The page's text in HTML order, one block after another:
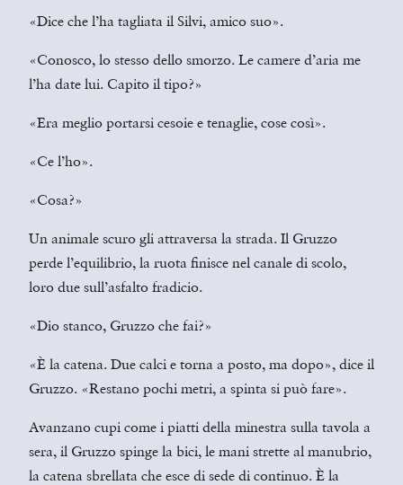
«Dice che l’ha tagliata il Silvi, amico suo».
«Conosco, lo stesso dello smorzo. Le camere d’aria me
l’ha date lui. Capito il tipo?»
«Era meglio portarsi cesoie e tenaglie, cose così».
«Ce l’ho».
«Cosa?»
Un animale scuro gli attraversa la strada. Il Gruzzo
perde l’equilibrio, la ruota finisce nel canale di scolo,
loro due sull’asfalto fradicio.
«Dio stanco, Gruzzo che fai?»
«È la catena. Due calci e torna a posto, ma dopo», dice il
Gruzzo. «Restano pochi metri, a spinta si può fare».
Avanzano cupi come i piatti della minestra sulla tavola a
sera, il Gruzzo spinge la bici, le mani strette al manubrio,
la catena sbrellata che esce di sede di continuo. È la